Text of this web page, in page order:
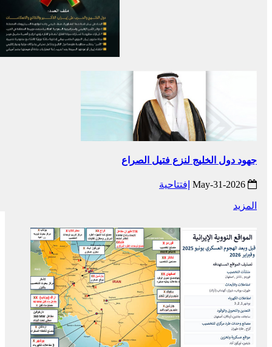
جهود دول الخليج لنزع فتيل الصراع
إفتتاحية
المزيد